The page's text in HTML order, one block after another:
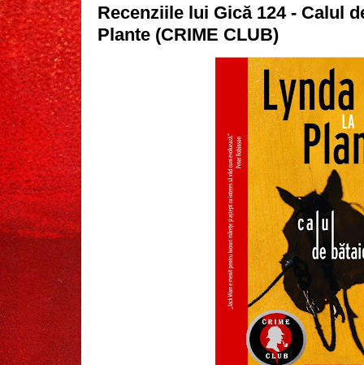
Recenziile lui Gică 124 - Calul
Plante (CRIME CLUB)